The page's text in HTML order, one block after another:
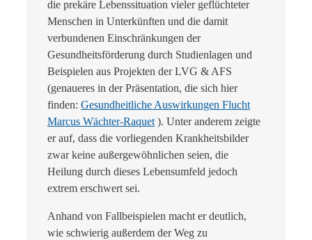
die prekäre Lebenssituation vieler geflüchteter
Menschen in Unterkünften und die damit
verbundenen Einschränkungen der
Gesundheitsförderung durch Studienlagen und
Beispielen aus Projekten der LVG & AFS
(genaueres in der Präsentation, die sich hier
finden: Gesundheitliche Auswirkungen Flucht
Marcus Wächter-Raquet ). Unter anderem zeigte
er auf, dass die vorliegenden Krankheitsbilder
zwar keine außergewöhnlichen seien, die
Heilung durch dieses Lebensumfeld jedoch
extrem erschwert sei.
Anhand von Fallbeispielen macht er deutlich,
wie schwierig außerdem der Weg zu